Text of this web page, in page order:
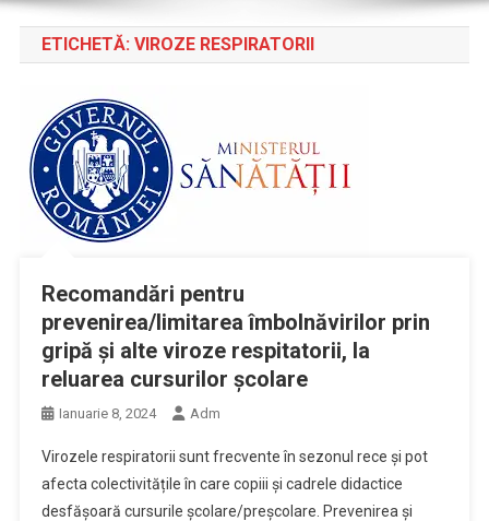
ETICHETĂ: VIROZE RESPIRATORII
Recomandări pentru
prevenirea/limitarea îmbolnăvirilor prin
gripă și alte viroze respitatorii, la
reluarea cursurilor școlare
Ianuarie 8, 2024 Adm
Virozele respiratorii sunt frecvente în sezonul rece și pot
afecta colectivitățile în care copiii și cadrele didactice
desfășoară cursurile școlare/preșcolare. Prevenirea și